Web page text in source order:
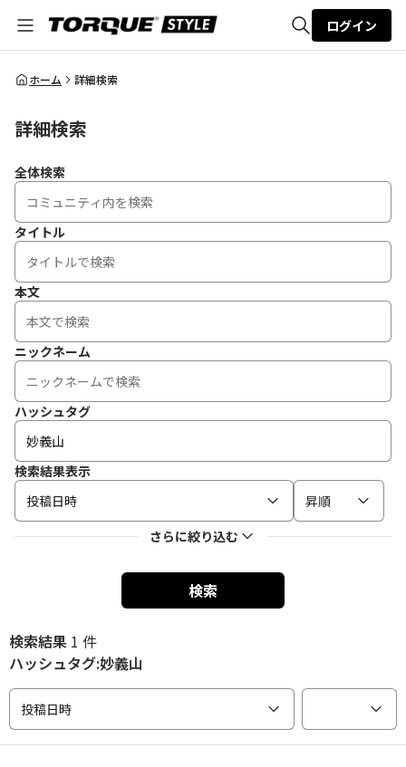
全体検索
ログイン
ホーム 詳細検索
詳細検索
全体検索
タイトル
本文
ニックネーム
ハッシュタグ
検索結果表示
投稿日時
昇順
さらに絞り込む
検索
検索結果 1 件
ハッシュタグ:妙義山
投稿日時